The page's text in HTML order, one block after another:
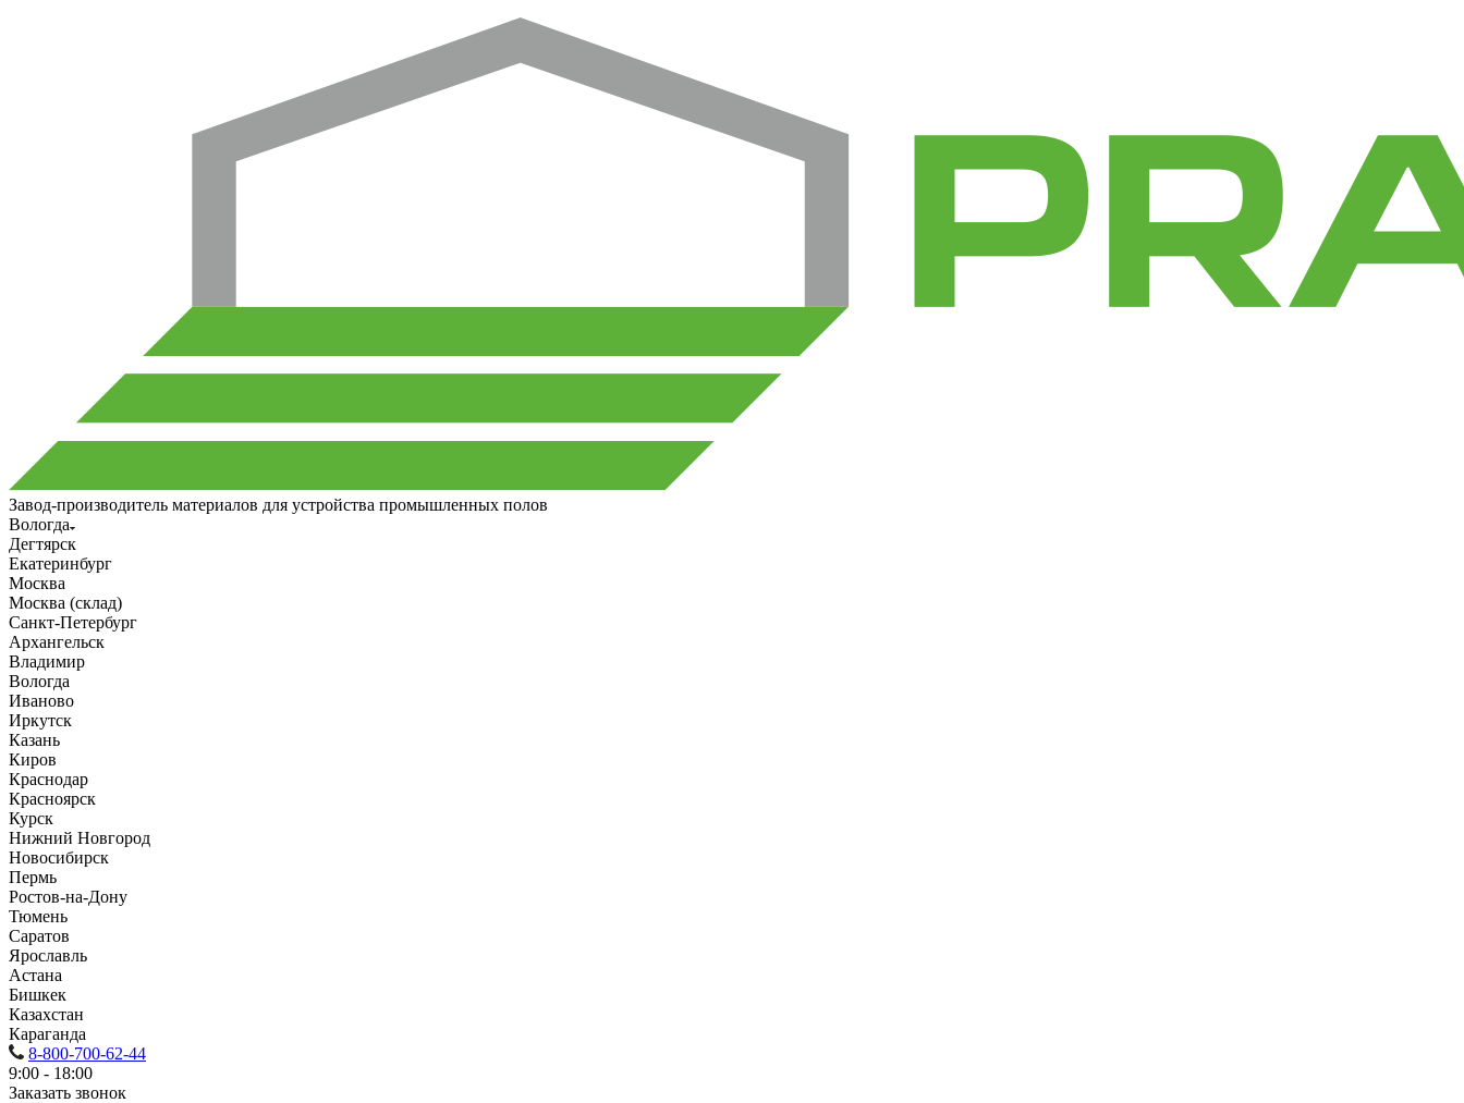
Завод-производитель материалов для устройства промышленных полов
Вологда
Дегтярск
Екатеринбург
Москва
Москва (склад)
Санкт-Петербург
Архангельск
Владимир
Вологда
Иваново
Иркутск
Казань
Киров
Краснодар
Красноярск
Курск
Нижний Новгород
Новосибирск
Пермь
Ростов-на-Дону
Тюмень
Саратов
Ярославль
Астана
Бишкек
Казахстан
Караганда
8-800-700-62-44
9:00 - 18:00
Заказать звонок